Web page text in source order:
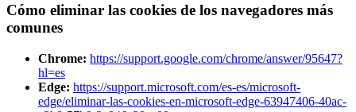
Cómo eliminar las cookies de los navegadores más
comunes
Chrome: https://support.google.com/chrome/answer/95647?
hl=es
Edge: https://support.microsoft.com/es-es/microsoft-
edge/eliminar-las-cookies-en-microsoft-edge-63947406-40ac-